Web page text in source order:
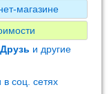
магазине
и другие
соц. сетях